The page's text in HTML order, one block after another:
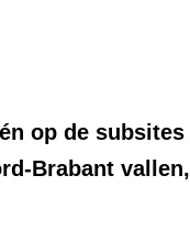
op de subsites
Brabant vallen,